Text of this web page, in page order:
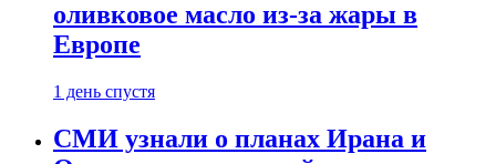
оливковое масло из-за жары в
Европе
1 день спустя
СМИ узнали о планах Ирана и